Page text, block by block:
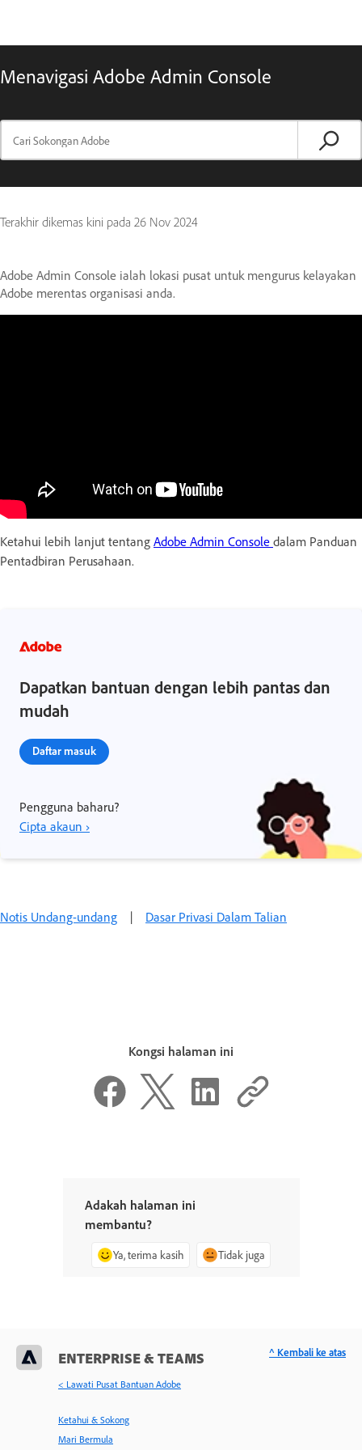
Menavigasi Adobe Admin Console
Terakhir dikemas kini pada 26 Nov 2024
Adobe Admin Console ialah lokasi pusat untuk mengurus kelayakan
Adobe merentas organisasi anda.
Ketahui lebih lanjut tentang Adobe Admin Console dalam Panduan
Pentadbiran Perusahaan.
Dapatkan bantuan dengan lebih pantas dan
mudah
Daftar masuk
Pengguna baharu?
Cipta akaun ›
Notis Undang-undang‌ | Dasar Privasi Dalam Talian
Kongsi halaman ini
Adakah halaman ini
membantu?
Ya, terima kasih Tidak juga
ENTERPRISE & TEAMS
< Lawati Pusat Bantuan Adobe
Ketahui & Sokong
Mari Bermula
^ Kembali ke atas